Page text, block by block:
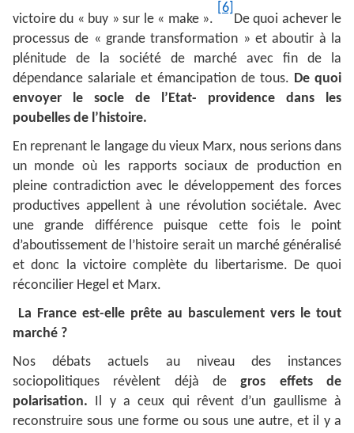
victoire du « buy » sur le « make ».
[6]
De quoi achever le
processus de « grande transformation » et aboutir à la
plénitude de la société de marché avec fin de la
dépendance salariale et émancipation de tous. De quoi
envoyer le socle de l’Etat- providence dans les
poubelles de l’histoire.
En reprenant le langage du vieux Marx, nous serions dans
un monde où les rapports sociaux de production en
pleine contradiction avec le développement des forces
productives appellent à une révolution sociétale. Avec
une grande différence puisque cette fois le point
d’aboutissement de l’histoire serait un marché généralisé
et donc la victoire complète du libertarisme. De quoi
réconcilier Hegel et Marx.
La France est-elle prête au basculement vers le tout
marché ?
Nos débats actuels au niveau des instances
sociopolitiques révèlent déjà degros effets de
polarisation. Il y a ceux qui rêvent d’un gaullisme à
reconstruire sous une forme ou sous une autre, et il y a